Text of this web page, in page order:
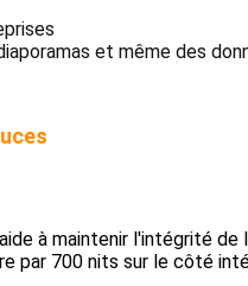
et même des
à maintenir l'intégrité de
par 700 nits sur le côté